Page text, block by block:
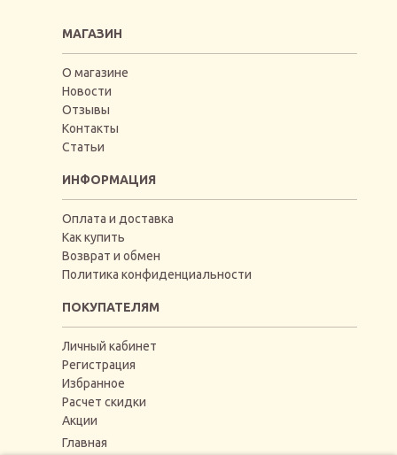
МАГАЗИН
О магазине
Новости
Отзывы
Контакты
Статьи
ИНФОРМАЦИЯ
Оплата и доставка
Как купить
Возврат и обмен
Политика конфиденциальности
ПОКУПАТЕЛЯМ
Личный кабинет
Регистрация
Избранное
Расчет скидки
Акции
Главная